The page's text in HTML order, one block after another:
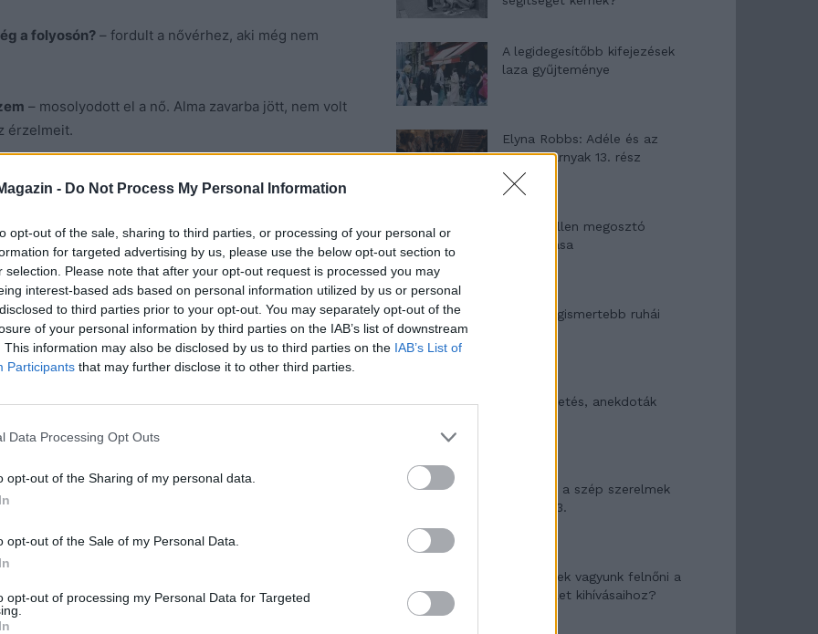
- Do Not Process My Personal Information
opt-out of the sale, sharing to third parties, or processing of your personal or
for targeted advertising by us, please use the below opt-out section to
selection. Please note that after your opt-out request is processed you may
interest-based ads based on personal information utilized by us or personal
to third parties prior to your opt-out. You may separately opt-out of the
of your personal information by third parties on the IAB’s list of downstream
This information may also be disclosed by us to third parties on the IAB’s List of
Participants that may further disclose it to other third parties.
Data Processing Opt Outs
opt-out of the Sharing of my personal data.
opt-out of the Sale of my Personal Data.
opt-out of processing my Personal Data for Targeted
a folyosón? – fordult a nővérhez, aki még nem
– mosolyodott el a nő. Alma zavarba jött, nem volt
érzelmeit.
intett a fejével.
meg, hogy beengedjék, amikor még azt hitte, Viktor
ő el is üldözte.
menet a kedves arcú nő, de választ sem várva,
maradt, előkapta a mobilját, és keresgélni
epizód, amely erős testi és lelki
20-30 percig tart, és általában épp oly
alkalommal gyakran életveszélyes állapotnak
a száguldó pulzus és a fuldoklás érzése
az érzések könnyen összetéveszthetőek egyéb,
A legidegesítőbb kifejezések
laza gyűjteménye
Elyna Robbs: Adéle és az
örökölt árnyak 13. rész
Woody Allen megosztó
zsenialitása
A világ legismertebb ruhái
Nyár, nevetés, anekdoták
Panna és a szép szerelmek
mítosza 3.
Képtelenek vagyunk felnőni a
felnőtt élet kihívásaihoz?